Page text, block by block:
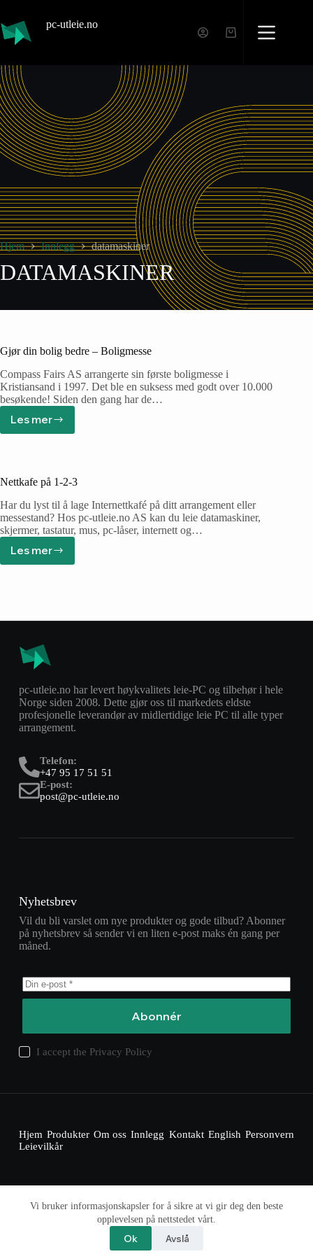
Vi bruker informasjonskapsler for å sikre at vi gir deg den beste
opplevelsen på nettstedet vårt.
Ok Avslå
pc-utleie.no
Hjem Innlegg datamaskiner
DATAMASKINER
Gjør din bolig bedre – Boligmesse
Compass Fairs AS arrangerte sin første boligmesse i
Kristiansand i 1997. Det ble en suksess med godt over 10.000
besøkende! Siden den gang har de…
Les mer
Nettkafe på 1-2-3
Har du lyst til å lage Internettkafé på ditt arrangement eller
messestand? Hos pc-utleie.no AS kan du leie datamaskiner,
skjermer, tastatur, mus, pc-låser, internett og…
Les mer
pc-utleie.no har levert høykvalitets leie-PC og tilbehør i hele
Norge siden 2008. Dette gjør oss til markedets eldste
profesjonelle leverandør av midlertidige leie PC til alle typer
arrangement.
Telefon:
+47 95 17 51 51
E-post:
post@pc-utleie.no
Nyhetsbrev
Vil du bli varslet om nye produkter og gode tilbud? Abonner
på nyhetsbrev så sender vi en liten e-post maks én gang per
måned.
Abonnér
I accept the Privacy Policy
Hjem Produkter Om oss Innlegg Kontakt English Personvern
Leievilkår
Opphavsrett © 2025 – pc-utleie.no
Tjenesten leveres av Kopperud Nordic